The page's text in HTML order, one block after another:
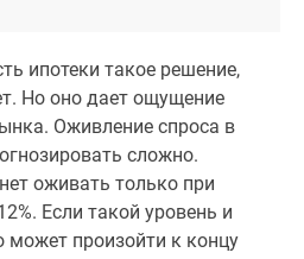
ипотеки такое решение,
Но оно дает ощущение
Оживление спроса в
сложно.
оживать только при
Если такой уровень и
может произойти к концу